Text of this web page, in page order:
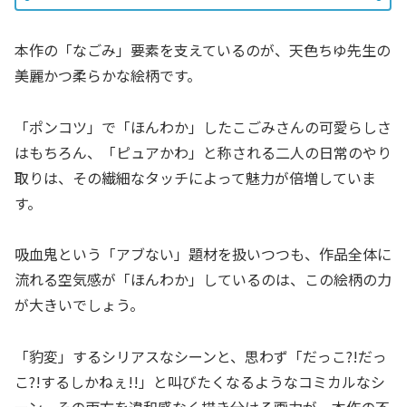
本作の「なごみ」要素を支えているのが、天色ちゆ先生の
美麗かつ柔らかな絵柄です。
「ポンコツ」で「ほんわか」したこごみさんの可愛らしさ
はもちろん、「ピュアかわ」と称される二人の日常のやり
取りは、その繊細なタッチによって魅力が倍増していま
す。
吸血鬼という「アブない」題材を扱いつつも、作品全体に
流れる空気感が「ほんわか」しているのは、この絵柄の力
が大きいでしょう。
「豹変」するシリアスなシーンと、思わず「だっこ?!だっ
こ?!するしかねぇ!!」と叫びたくなるようなコミカルなシ